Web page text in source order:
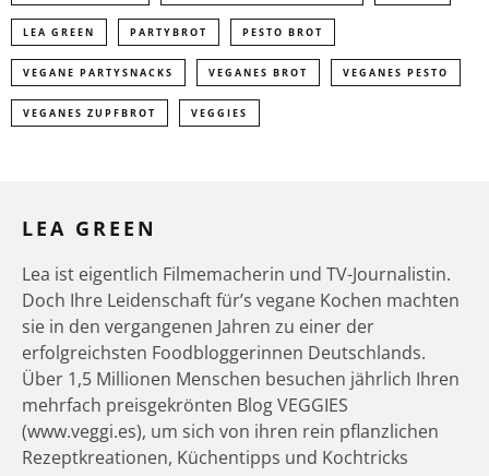
LEA GREEN PARTYBROT PESTO BROT
VEGANE PARTYSNACKS VEGANES BROT VEGANES PESTO
VEGANES ZUPFBROT VEGGIES
LEA GREEN
Lea ist eigentlich Filmemacherin und TV-Journalistin.
Doch Ihre Leidenschaft für’s vegane Kochen machten
sie in den vergangenen Jahren zu einer der
erfolgreichsten Foodbloggerinnen Deutschlands.
Über 1,5 Millionen Menschen besuchen jährlich Ihren
mehrfach preisgekrönten Blog VEGGIES
(www.veggi.es), um sich von ihren rein pflanzlichen
Rezeptkreationen, Küchentipps und Kochtricks